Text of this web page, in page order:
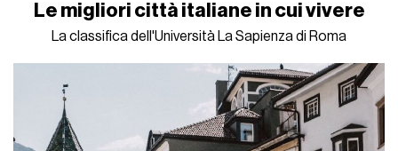
Le migliori città italiane in cui vivere
La classifica dell'Università La Sapienza di Roma